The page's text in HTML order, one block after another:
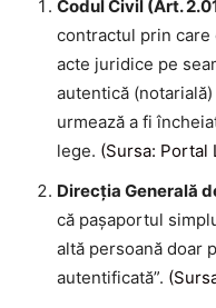
Codul Civil (Art.
contractul prin care
acte juridice pe
autentică
urmează a fi
lege. (Sursa: Portal
Direcția Generală
că pașaportul
altă persoană doar
autentificată”.